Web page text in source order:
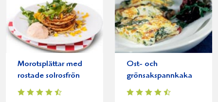
Morotsplättar med
rostade solrosfrön
Ost- och
grönsakspannkaka